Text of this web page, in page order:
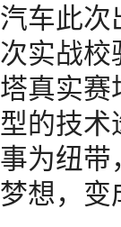
汽车此次
次实战校
塔真实赛
型的技术
事为纽带
梦想，变